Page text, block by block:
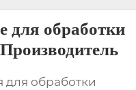
для обработки
обработки